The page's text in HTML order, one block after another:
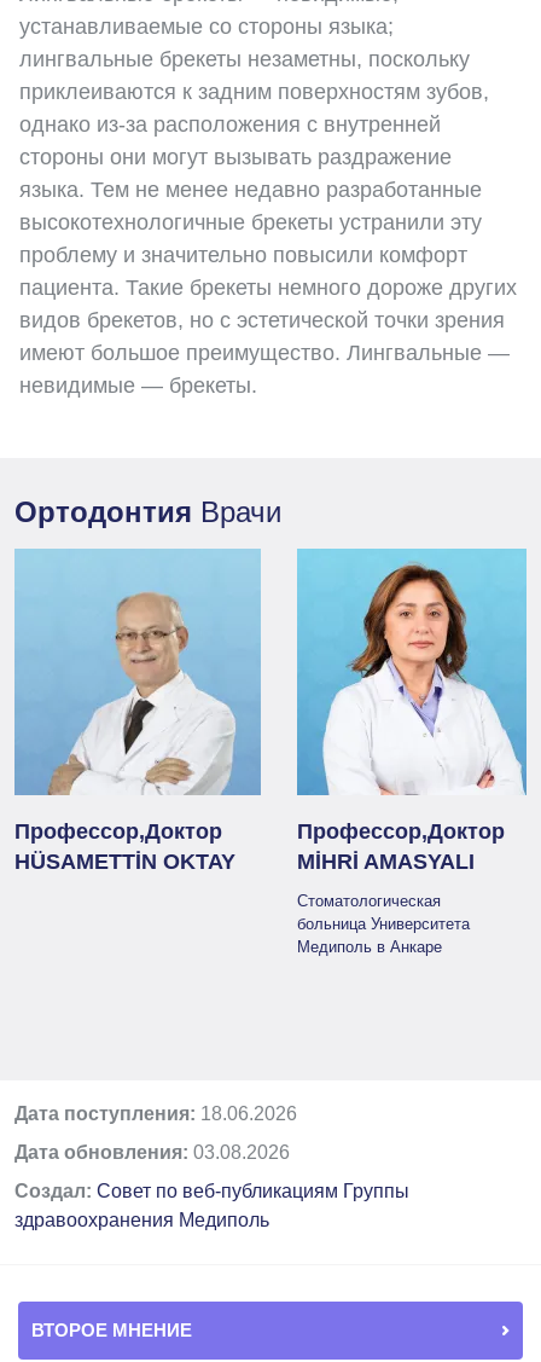
устанавливаемые со стороны языка;
лингвальные брекеты незаметны, поскольку
приклеиваются к задним поверхностям зубов,
однако из-за расположения с внутренней
стороны они могут вызывать раздражение
языка. Тем не менее недавно разработанные
высокотехнологичные брекеты устранили эту
проблему и значительно повысили комфорт
пациента. Такие брекеты немного дороже других
видов брекетов, но с эстетической точки зрения
имеют большое преимущество. Лингвальные —
невидимые — брекеты.
Ортодонтия Врачи
Профессор,Доктор
HÜSAMETTİN OKTAY
Профессор,Доктор
MİHRİ AMASYALI
Стоматологическая
больница Университета
Медиполь в Анкаре
Дата поступления: 18.06.2026
Дата обновления: 03.08.2026
Создал: Совет по веб-публикациям Группы
здравоохранения Медиполь
ВТОРОЕ МНЕНИЕ